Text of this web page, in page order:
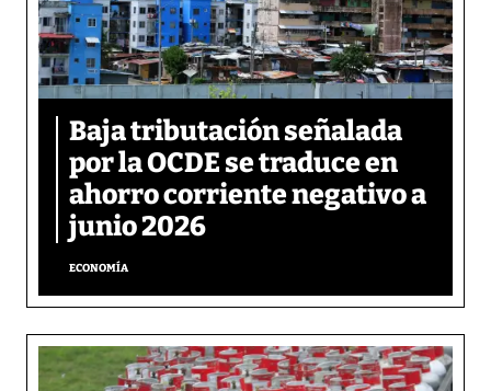
Baja tributación señalada
por la OCDE se traduce en
ahorro corriente negativo a
junio 2026
ECONOMÍA